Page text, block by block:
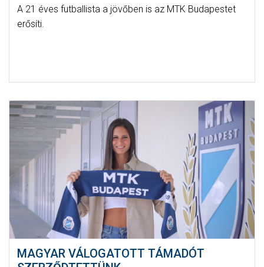
A 21 éves futballista a jövőben is az MTK Budapestet
erősíti.
MAGYAR VÁLOGATOTT TÁMADÓT